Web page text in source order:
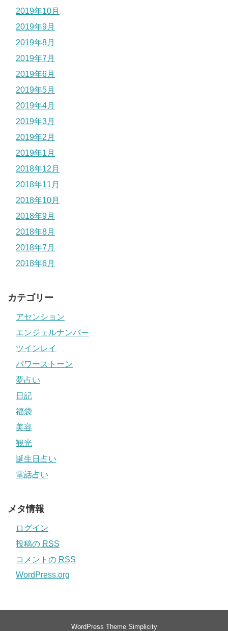
2019年10月
2019年9月
2019年8月
2019年7月
2019年6月
2019年5月
2019年4月
2019年3月
2019年2月
2019年1月
2018年12月
2018年11月
2018年10月
2018年9月
2018年8月
2018年7月
2018年6月
カテゴリー
アセンション
エンジェルナンバー
ツインレイ
パワーストーン
夢占い
日記
福袋
美容
観光
誕生日占い
電話占い
メタ情報
ログイン
投稿の RSS
コメントの RSS
WordPress.org
WordPress Theme Simplicity